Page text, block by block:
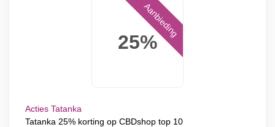
25%
Aanbieding
Acties Tatanka
Tatanka 25% korting op CBDshop top 10